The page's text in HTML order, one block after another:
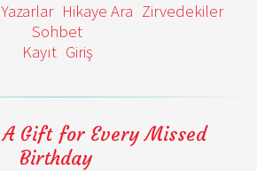
Yazarlar Hikaye Ara Zirvedekiler
Sohbet
Kayıt Giriş
A Gift for Every Missed
Birthday